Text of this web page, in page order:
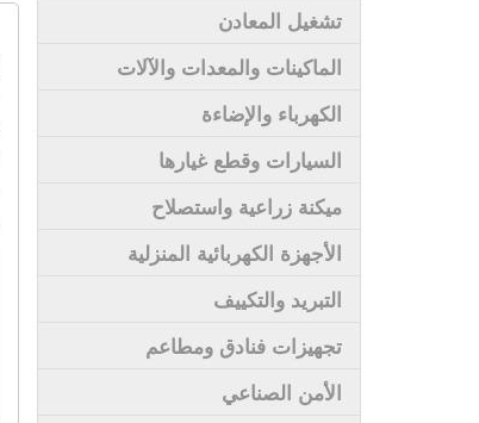
تشغيل المعادن
الماكينات والمعدات والآلات
الكهرباء والإضاءة
السيارات وقطع غيارها
ميكنة زراعية واستصلاح
الأجهزة الكهربائية المنزلية
التبريد والتكييف
تجهيزات فنادق ومطاعم
الأمن الصناعي